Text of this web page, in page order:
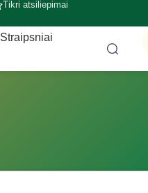
Tikri atsiliepimai
Straipsniai